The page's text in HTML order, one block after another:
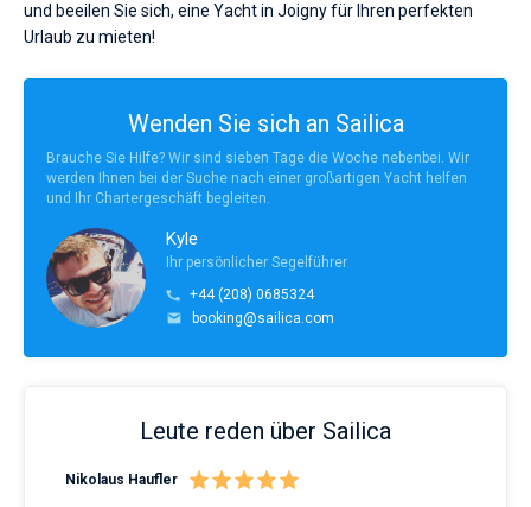
und beeilen Sie sich, eine Yacht in Joigny für Ihren perfekten
Urlaub zu mieten!
Wenden Sie sich an Sailica
Brauche Sie Hilfe? Wir sind sieben Tage die Woche nebenbei. Wir
werden Ihnen bei der Suche nach einer großartigen Yacht helfen
und Ihr Chartergeschäft begleiten.
Kyle
Ihr persönlicher Segelführer
+44 (208) 0685324
booking@sailica.com
Leute reden über Sailica
Nikolaus Haufler